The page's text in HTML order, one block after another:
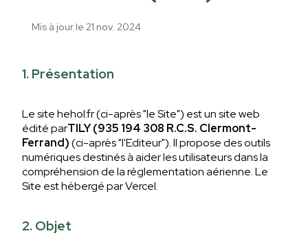
Mis à jour le 21 nov. 2024
1. Présentation
Le site hehol.fr (ci-après "le Site") est un site web
édité parTILY (935 194 308 R.C.S. Clermont-
Ferrand)(ci-après "l'Editeur"). Il propose des outils
numériques destinés à aider les utilisateurs dans la
compréhension de la réglementation aérienne. Le
Site est hébergé par Vercel.
2. Objet